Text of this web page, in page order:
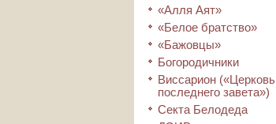
«Алля Аят»
«Белое братство»
«Бажовцы»
Богородичники
Виссарион («Церковь
последнего завета»)
Секта Белодеда